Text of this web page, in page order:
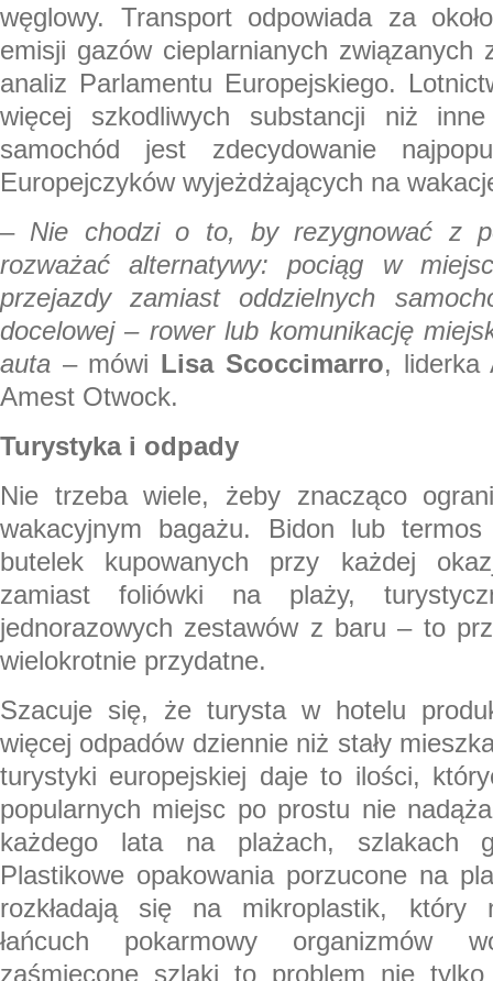
węglowy. Transport odpowiada za
emisji gazów cieplarnianych
analiz Parlamentu Europejskiego.
więcej szkodliwych substancji niż
samochód jest zdecydowanie
Europejczyków wyjeżdżających na
– Nie chodzi o to, by rezygnować z
rozważać alternatywy: pociąg w
przejazdy zamiast oddzielnych
docelowej – rower lub komunikację
auta – mówi Lisa Scoccimarro, liderka
Amest Otwock.
Turystyka i odpady
Nie trzeba wiele, żeby znacząco
wakacyjnym bagażu. Bidon lub termos
butelek kupowanych przy każdej
zamiast foliówki na plaży,
jednorazowych zestawów z baru – to
wielokrotnie przydatne.
Szacuje się, że turysta w hotelu
więcej odpadów dziennie niż stały
turystyki europejskiej daje to ilości,
popularnych miejsc po prostu nie
każdego lata na plażach, szlakach
Plastikowe opakowania porzucone na
rozkładają się na mikroplastik, który
łańcuch pokarmowy organizmów
zaśmiecone szlaki to problem nie